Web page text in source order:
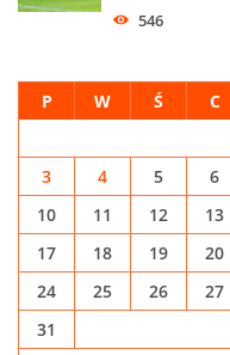
546
P W Ś C
3
4 5 6
10
11 12 13
17
18 19 20
24
25 26 27
31